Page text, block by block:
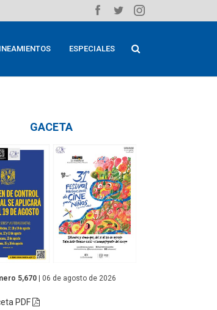
ESPECIALES
GACETA
5,670 | 06 de agosto de 2026
PDF